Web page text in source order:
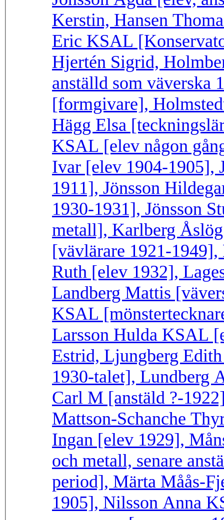
Kerstin, Hansen
Eric KSAL
Hjertén Sigrid,
anställd som väverska
[formgivare],
Hägg Elsa
KSAL [elev någon
Ivar [elev 1904-1905],
1911], Jönsson
1930-1931], Jönsson
metall], Karlberg
[vävlärare 1921-
Ruth [elev 1932],
Landberg Mattis
KSAL
Larsson Hulda KSAL
Estrid, Ljungberg
1930-talet], Lundberg
Carl M [anstäld ?-
Mattson-Schanche
Ingan [elev 1929],
och metall, senare
period], Märta Måås-
1905], Nilsson Anna